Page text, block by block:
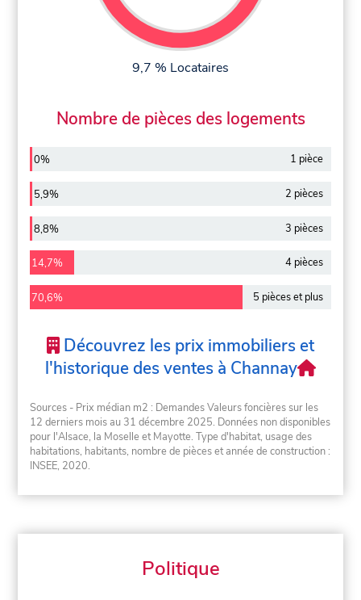
9,7 % Locataires
Nombre de pièces des logements
0% 1 pièce
5,9% 2 pièces
8,8% 3 pièces
14,7% 4 pièces
70,6% 5 pièces et plus
Découvrez les prix immobiliers et
l'historique des ventes à Channay
Sources - Prix médian m2 : Demandes Valeurs foncières sur les
12 derniers mois au 31 décembre 2025. Données non disponibles
pour l'Alsace, la Moselle et Mayotte. Type d'habitat, usage des
habitations, habitants, nombre de pièces et année de construction :
INSEE, 2020.
Politique